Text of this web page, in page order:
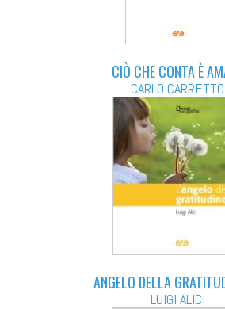
CIÒ CHE CONTA È
CARLO CARRETTO
ANGELO DELLA
LUIGI ALICI